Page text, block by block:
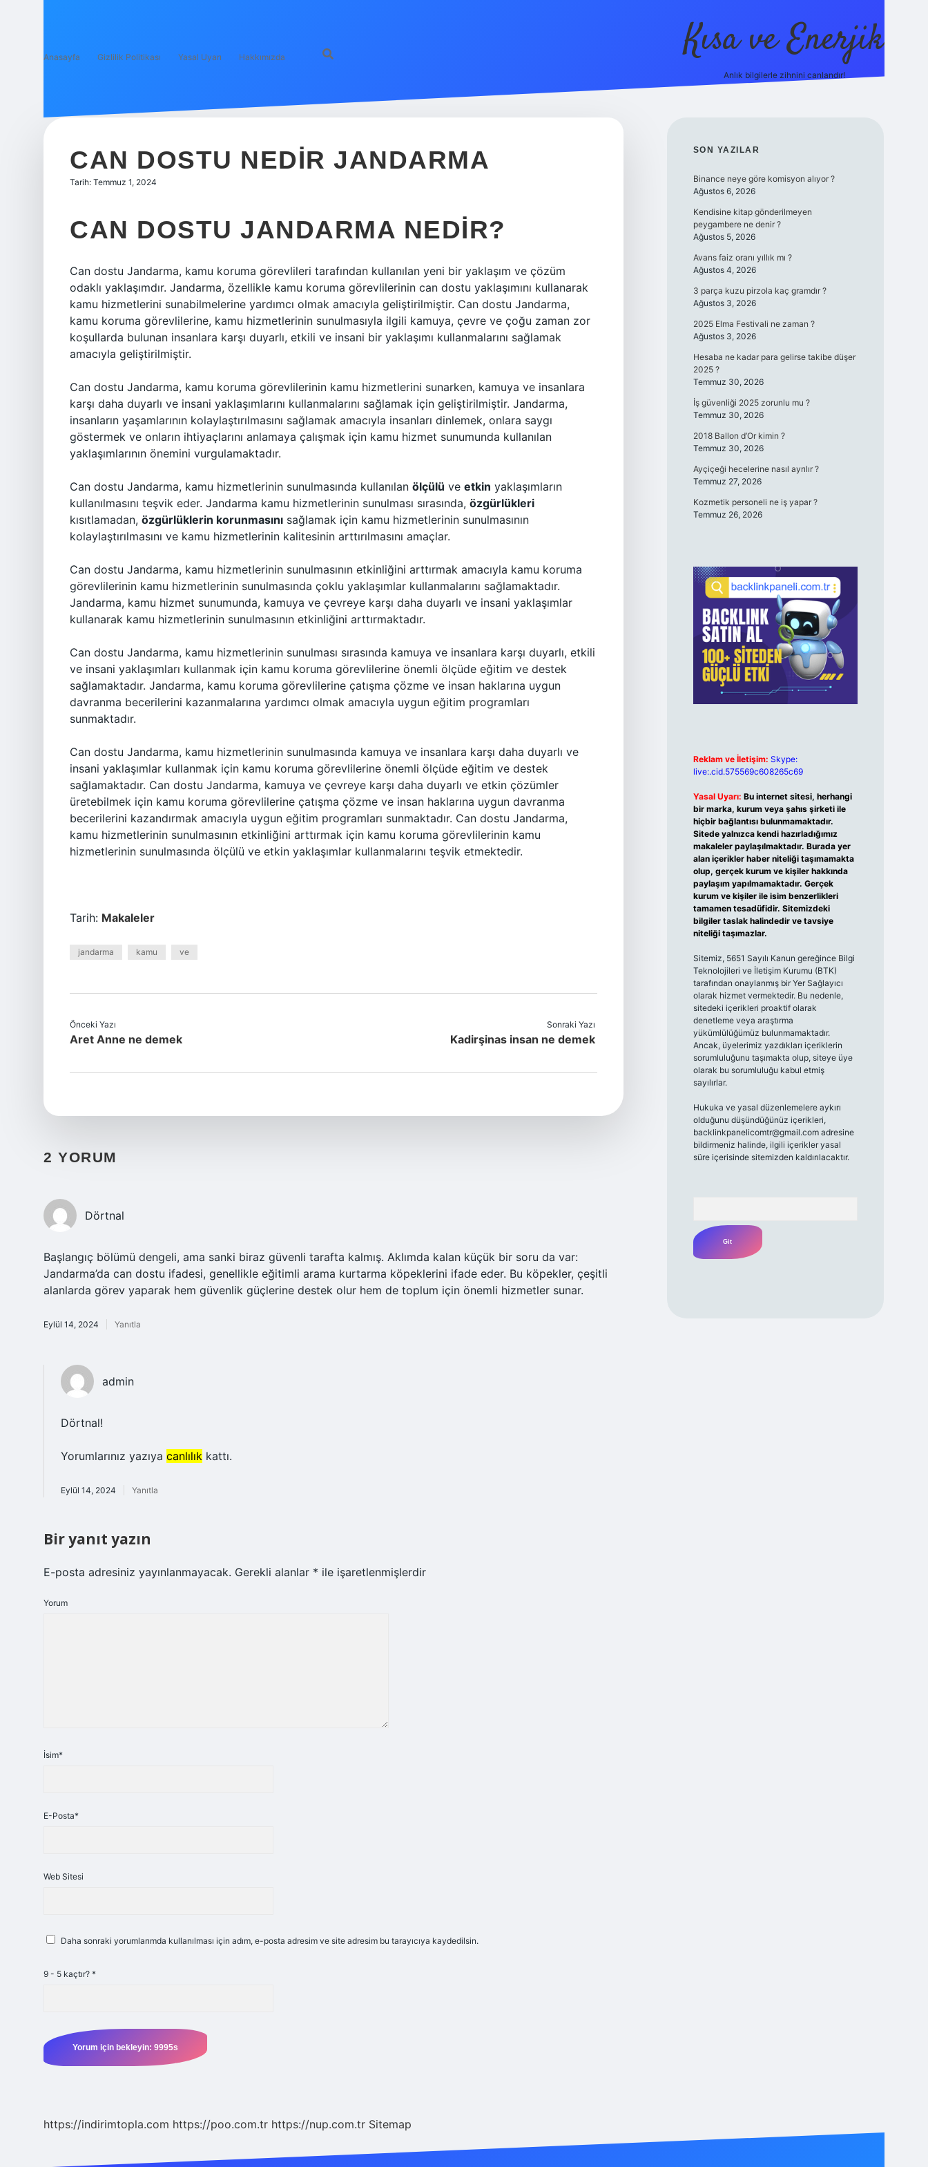
Anasayfa Gizlilik Politikası Yasal Uyarı Hakkımızda Kısa ve Enerjik
Anlık bilgilerle zihnini canlandır!
CAN DOSTU NEDIR JANDARMA
Tarih: Temmuz 1, 2024
CAN DOSTU JANDARMA NEDIR?
Can dostu Jandarma, kamu koruma görevlileri tarafından kullanılan yeni bir yaklaşım ve çözüm
odaklı yaklaşımdır. Jandarma, özellikle kamu koruma görevlilerinin can dostu yaklaşımını kullanarak
kamu hizmetlerini sunabilmelerine yardımcı olmak amacıyla geliştirilmiştir. Can dostu Jandarma,
kamu koruma görevlilerine, kamu hizmetlerinin sunulmasıyla ilgili kamuya, çevre ve çoğu zaman zor
koşullarda bulunan insanlara karşı duyarlı, etkili ve insani bir yaklaşımı kullanmalarını sağlamak
amacıyla geliştirilmiştir.
Can dostu Jandarma, kamu koruma görevlilerinin kamu hizmetlerini sunarken, kamuya ve insanlara
karşı daha duyarlı ve insani yaklaşımlarını kullanmalarını sağlamak için geliştirilmiştir. Jandarma,
insanların yaşamlarının kolaylaştırılmasını sağlamak amacıyla insanları dinlemek, onlara saygı
göstermek ve onların ihtiyaçlarını anlamaya çalışmak için kamu hizmet sunumunda kullanılan
yaklaşımlarının önemini vurgulamaktadır.
Can dostu Jandarma, kamu hizmetlerinin sunulmasında kullanılan ölçülü ve etkin yaklaşımların
kullanılmasını teşvik eder. Jandarma kamu hizmetlerinin sunulması sırasında, özgürlükleri
kısıtlamadan, özgürlüklerin korunmasını sağlamak için kamu hizmetlerinin sunulmasının
kolaylaştırılmasını ve kamu hizmetlerinin kalitesinin arttırılmasını amaçlar.
Can dostu Jandarma, kamu hizmetlerinin sunulmasının etkinliğini arttırmak amacıyla kamu koruma
görevlilerinin kamu hizmetlerinin sunulmasında çoklu yaklaşımlar kullanmalarını sağlamaktadır.
Jandarma, kamu hizmet sunumunda, kamuya ve çevreye karşı daha duyarlı ve insani yaklaşımlar
kullanarak kamu hizmetlerinin sunulmasının etkinliğini arttırmaktadır.
Can dostu Jandarma, kamu hizmetlerinin sunulması sırasında kamuya ve insanlara karşı duyarlı, etkili
ve insani yaklaşımları kullanmak için kamu koruma görevlilerine önemli ölçüde eğitim ve destek
sağlamaktadır. Jandarma, kamu koruma görevlilerine çatışma çözme ve insan haklarına uygun
davranma becerilerini kazanmalarına yardımcı olmak amacıyla uygun eğitim programları
sunmaktadır.
Can dostu Jandarma, kamu hizmetlerinin sunulmasında kamuya ve insanlara karşı daha duyarlı ve
insani yaklaşımlar kullanmak için kamu koruma görevlilerine önemli ölçüde eğitim ve destek
sağlamaktadır. Can dostu Jandarma, kamuya ve çevreye karşı daha duyarlı ve etkin çözümler
üretebilmek için kamu koruma görevlilerine çatışma çözme ve insan haklarına uygun davranma
becerilerini kazandırmak amacıyla uygun eğitim programları sunmaktadır. Can dostu Jandarma,
kamu hizmetlerinin sunulmasının etkinliğini arttırmak için kamu koruma görevlilerinin kamu
hizmetlerinin sunulmasında ölçülü ve etkin yaklaşımlar kullanmalarını teşvik etmektedir.
Tarih: Makaleler
jandarma kamu ve
Önceki Yazı
Aret Anne ne demek
Sonraki Yazı
Kadirşinas insan ne demek
2 YORUM
Dörtnal
Başlangıç bölümü dengeli, ama sanki biraz güvenli tarafta kalmış. Aklımda kalan küçük bir soru da var:
Jandarma’da can dostu ifadesi, genellikle eğitimli arama kurtarma köpeklerini ifade eder. Bu köpekler, çeşitli
alanlarda görev yaparak hem güvenlik güçlerine destek olur hem de toplum için önemli hizmetler sunar.
Eylül 14, 2024 Yanıtla
admin
Dörtnal!
Yorumlarınız yazıya canlılık kattı.
Eylül 14, 2024 Yanıtla
Bir yanıt yazın
E-posta adresiniz yayınlanmayacak. Gerekli alanlar * ile işaretlenmişlerdir
Yorum
İsim*
E-Posta*
Web Sitesi
Daha sonraki yorumlarımda kullanılması için adım, e-posta adresim ve site adresim bu tarayıcıya kaydedilsin.
9 - 5 kaçtır? *
https://indirimtopla.com https://poo.com.tr https://nup.com.tr Sitemap
SIDEBAR
SON YAZILAR
Binance neye göre komisyon alıyor ?
Ağustos 6, 2026
Kendisine kitap gönderilmeyen
peygambere ne denir ?
Ağustos 5, 2026
Avans faiz oranı yıllık mı ?
Ağustos 4, 2026
3 parça kuzu pirzola kaç gramdır ?
Ağustos 3, 2026
2025 Elma Festivali ne zaman ?
Ağustos 3, 2026
Hesaba ne kadar para gelirse takibe düşer
2025 ?
Temmuz 30, 2026
İş güvenliği 2025 zorunlu mu ?
Temmuz 30, 2026
2018 Ballon d’Or kimin ?
Temmuz 30, 2026
Ayçiçeği hecelerine nasıl ayrılır ?
Temmuz 27, 2026
Kozmetik personeli ne iş yapar ?
Temmuz 26, 2026
Reklam ve İletişim: Skype:
live:.cid.575569c608265c69
Yasal Uyarı: Bu internet sitesi, herhangi
bir marka, kurum veya şahıs şirketi ile
hiçbir bağlantısı bulunmamaktadır.
Sitede yalnızca kendi hazırladığımız
makaleler paylaşılmaktadır. Burada yer
alan içerikler haber niteliği taşımamakta
olup, gerçek kurum ve kişiler hakkında
paylaşım yapılmamaktadır. Gerçek
kurum ve kişiler ile isim benzerlikleri
tamamen tesadüfidir. Sitemizdeki
bilgiler taslak halindedir ve tavsiye
niteliği taşımazlar.
Sitemiz, 5651 Sayılı Kanun gereğince Bilgi
Teknolojileri ve İletişim Kurumu (BTK)
tarafından onaylanmış bir Yer Sağlayıcı
olarak hizmet vermektedir. Bu nedenle,
sitedeki içerikleri proaktif olarak
denetleme veya araştırma
yükümlülüğümüz bulunmamaktadır.
Ancak, üyelerimiz yazdıkları içeriklerin
sorumluluğunu taşımakta olup, siteye üye
olarak bu sorumluluğu kabul etmiş
sayılırlar.
Hukuka ve yasal düzenlemelere aykırı
olduğunu düşündüğünüz içerikleri,
backlinkpanelicomtr@gmail.comadresine
bildirmeniz halinde, ilgili içerikler yasal
süre içerisinde sitemizden kaldırılacaktır.